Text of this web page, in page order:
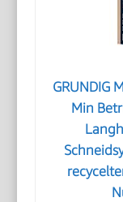
GRUNDIG
Min